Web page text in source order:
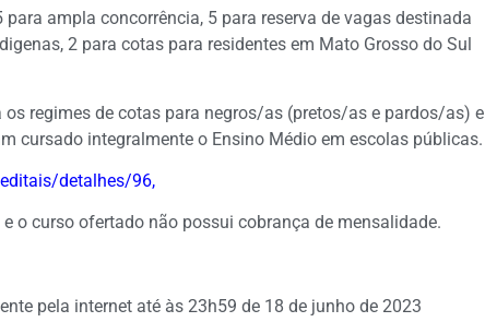
ampla concorrência, 5 para reserva de vagas destinada
2 para cotas para residentes em Mato Grosso do Sul
regimes de cotas para negros/as (pretos/as e pardos/as) e
cursado integralmente o Ensino Médio em escolas públicas.
detalhes/96,
o curso ofertado não possui cobrança de mensalidade.
pela internet até às 23h59 de 18 de junho de 2023